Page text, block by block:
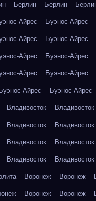
Берлин Берлин
Айрес Буэнос-Айрес
Айрес Буэнос-Айрес
Айрес Буэнос-Айрес
Айрес Буэнос-Айрес
Буэнос-Айрес Буэнос-Айрес
Владивосток Владивосток
Владивосток Владивосток
Владивосток Владивосток
Владивосток Владивосток
Воронеж Воронеж
Воронеж Воронеж